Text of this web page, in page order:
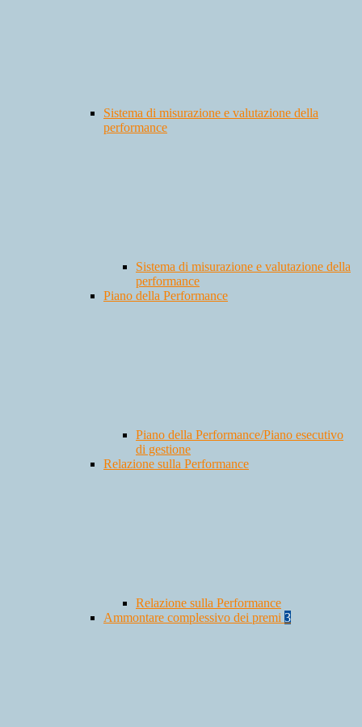
Sistema di misurazione e valutazione della
performance
Sistema di misurazione e valutazione della
performance
Piano della Performance
Piano della Performance/Piano esecutivo
di gestione
Relazione sulla Performance
Relazione sulla Performance
Ammontare complessivo dei premi 3